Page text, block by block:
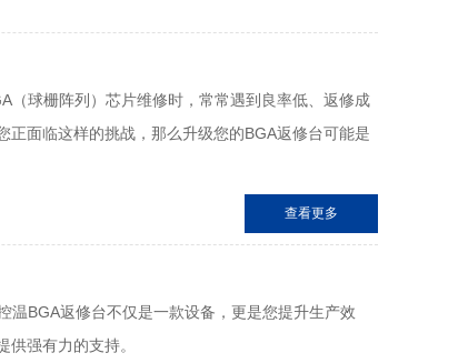
（球栅阵列）芯片维修时，常常遇到良率低、返修成
面临这样的挑战，那么升级您的BGA返修台可能是
查看更多
温BGA返修台不仅是一款设备，更是您提升生产效
强有力的支持。